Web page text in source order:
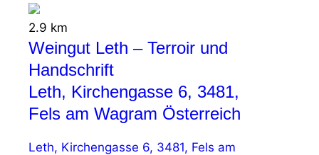
2.9 km
Weingut Leth – Terroir und
Handschrift
Leth, Kirchengasse 6, 3481,
Fels am Wagram Österreich
Leth, Kirchengasse 6, 3481, Fels am